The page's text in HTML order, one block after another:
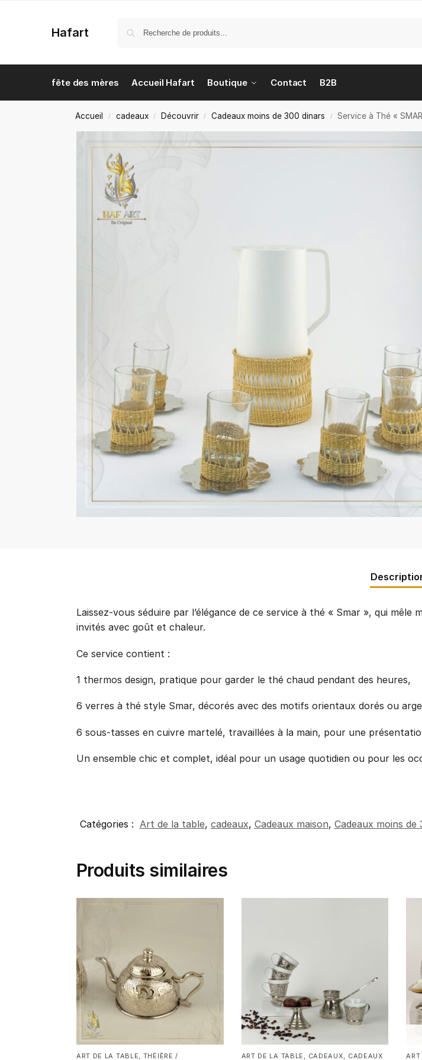
Hafart
fête des mères Accueil Hafart Boutique Contact B2B
Accueil / cadeaux / Découvrir / Cadeaux moins de 300 dinars / Service à Thé «
Laissez-vous séduire par l’élégance de ce service à thé « Smar », qui
invités avec goût et chaleur.
Ce service contient :
1 thermos design, pratique pour garder le thé chaud pendant des heures,
6 verres à thé style Smar, décorés avec des motifs orientaux dorés ou
6 sous-tasses en cuivre martelé, travaillées à la main, pour une
Un ensemble chic et complet, idéal pour un usage quotidien ou pour les
Catégories : Art de la table, cadeaux, Cadeaux maison, Cadeaux moins de
Produits similaires
ART DE LA TABLE, THÉIÈRE / ART DE LA TABLE , CADEAUX, CADEAUX ART